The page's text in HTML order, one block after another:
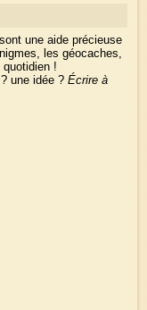
une aide précieuse
les géocaches,
!
une idée ? Écrire à